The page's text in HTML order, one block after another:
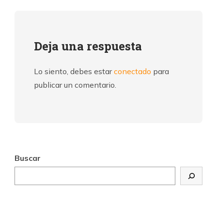
Deja una respuesta
Lo siento, debes estarconectado para
publicar un comentario.
Buscar